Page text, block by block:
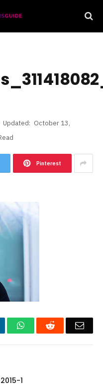
Updated: October 13,
Pinterest
WhatsAppReddit
1